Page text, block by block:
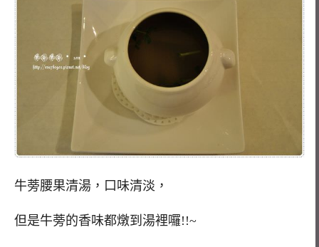
牛蒡腰果清湯，口味清淡，
但是牛蒡的香味都燉到湯裡囉!!~